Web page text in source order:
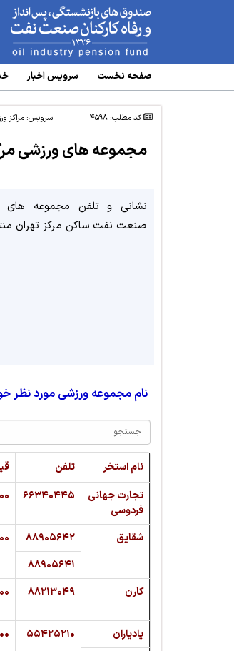
www.oipf.ir
صفحه نخست سرویس‌ اخبار
کد مطلب: 4598 سرویس:مراکز
مجموعه های ورزشی
نشانی و تلفن مجموعه های
صنعت نفت ساکن مرکز تهران
نام مجموعه ورزشی مورد نظر
نام استخر تلفن
تجارت جهانی
فردوسی
۶۶۳۴۰۴۴۵
شقایق
۸۸۹۰۵۶۴۲
۸۸۹۰۵۶۴۱
کارن
۸۸۲۱۳۰۴۹
یادیاران
۵۵۴۲۵۲۱۰